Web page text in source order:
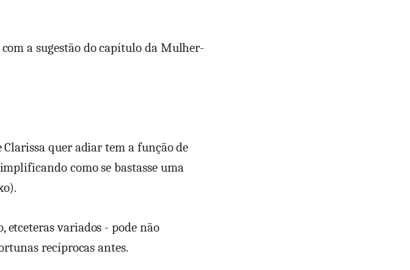
a sugestão do capítulo da Mulher-
quer adiar tem a função de
como se bastasse uma
etceteras variados - pode não
recíprocas antes.